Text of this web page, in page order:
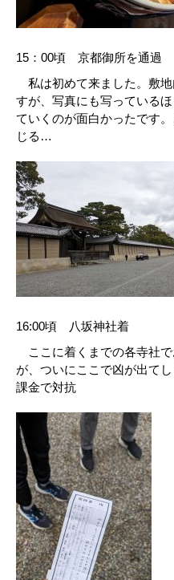
15：00頃 京都御所を通過
私は初めて来ました。敷
すが、写真にも写っている
ていくのが面白かったです
じる…
16:00頃 八坂神社着
ここに着くまでの各寺社
が、ついにここで凶が出て
課金で対抗